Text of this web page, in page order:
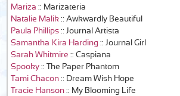
Mariza :: Marizateria
Natalie Malik :: Awkwardly Beautiful
Paula Phillips :: Journal Artista
Samantha Kira Harding :: Journal Girl
Sarah Whitmire :: Caspiana
Spooky :: The Paper Phantom
Tami Chacon :: Dream Wish Hope
Tracie Hanson :: My Blooming Life